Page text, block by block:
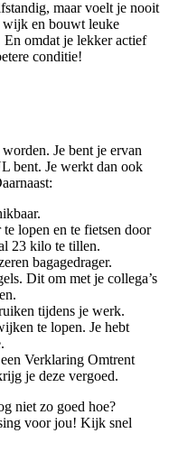
maar voelt je nooit
wijk en bouwt leuke
En omdat je lekker actief
conditie!
Je bent je ervan
bent. Je werkt dan ook
lopen en te fietsen door
23 kilo te tillen.
bagagedrager.
Dit om met je collega’s
tijdens je werk.
te lopen. Je hebt
Verklaring Omtrent
je deze vergoed.
niet zo goed hoe?
voor jou! Kijk snel